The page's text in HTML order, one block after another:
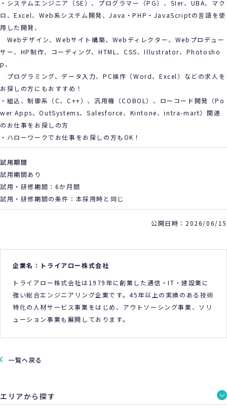
・システムエンジニア（SE）、プログラマー（PG）、SIer、UBA、マク
ロ、Excel、Web系システム開発、Java・PHP・JavaScriptの言語を使
用した開発、
Webデザイン、Webサイト構築、Webディレクター、Webプロデュー
サー、HP制作、コーディング、HTML、CSS、Illustrator、Photosho
p、
プログラミング、データ入力、PC操作（Word、Excel）などの求人を
お探しの方にもおすすめ！
・組込、制御系（C、C++）、汎用機（COBOL）、ローコード開発（Po
wer Apps、OutSystems、Salesforce、Kintone、intra-mart）関連
のお仕事をお探しの方
・ハローワークでお仕事をお探しの方もOK！
試用期間
試用期間あり
試用・研修期間：6か月間
試用・研修期間の条件：本採用時と同じ
公開日時：2026/06/15
企業名：トライアロー株式会社
トライアロー株式会社は1979年に創業した通信・IT・建設業に
強い総合エンジニアリング企業です。45年以上の実績のある技術
特化の人材サービス事業をはじめ、アウトソーシング事業、ソリ
ューション事業も展開しております。
一覧へ戻る
エリアから探す